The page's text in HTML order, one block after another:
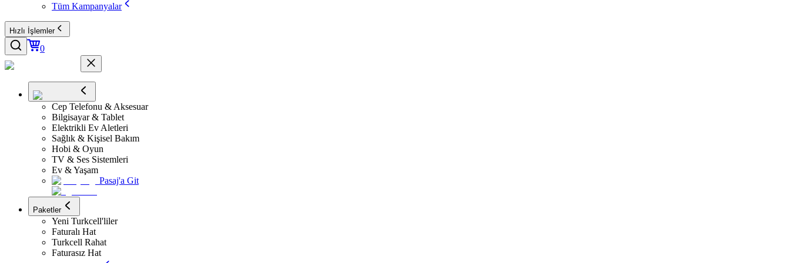
Tüm Kampanyalar
Hızlı İşlemler
0
Cep Telefonu & Aksesuar
Bilgisayar & Tablet
Elektrikli Ev Aletleri
Sağlık & Kişisel Bakım
Hobi & Oyun
TV & Ses Sistemleri
Ev & Yaşam
Pasaj'a Git
Paketler
Yeni Turkcell'liler
Faturalı Hat
Turkcell Rahat
Faturasız Hat